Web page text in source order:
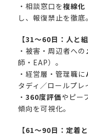
・相談窓口を複線化
し、報復禁止を徹底。
【31〜60日：人と
・被害・周辺者への
師・EAP）。
・経営層・管理職に
タディ／ロールプレ
・ 360度評価やピー
傾向を可視化。
【61〜90日：定着と